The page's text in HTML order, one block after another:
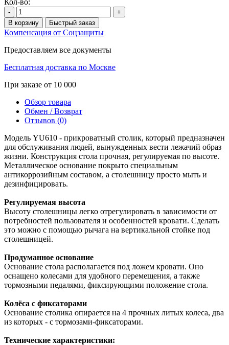
-
+
В корзину
Быстрый заказ
Компенсация от Соцзащиты
Предоставляем все документы
Бесплатная доставка по Москве
При заказе от 10 000
Обзор товара
Обмен / Возврат
Отзывов (0)
Модель YU610 - прикроватный столик, который предназначен
для обслуживания людей, вынужденных вести лежачий образ
жизни. Конструкция стола прочная, регулируемая по высоте.
Металлическое основание покрыто специальным
антикоррозийным составом, а столешницу просто мыть и
дезинфицировать.
Регулируемая высота
Высоту столешницы легко отрегулировать в зависимости от
потребностей пользователя и особенностей кровати. Сделать
это можно с помощью рычага на вертикальной стойке под
столешницей.
Продуманное основание
Основание стола располагается под ложем кровати. Оно
оснащено колесами для удобного перемещения, а также
тормозными педалями, фиксирующими положение стола.
Колёса с фиксаторами
Основание столика опирается на 4 прочных литых колеса, два
из которых - с тормозами-фиксаторами.
Технические характеристики: